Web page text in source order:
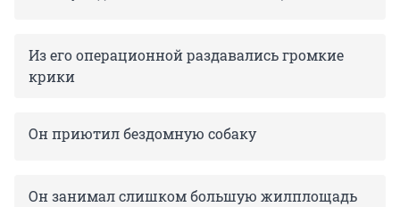
Из его операционной раздавались громкие
крики
Он приютил бездомную собаку
Он занимал слишком большую жилплощадь